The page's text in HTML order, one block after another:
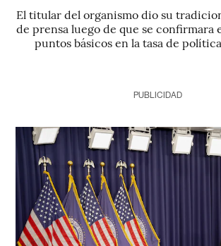
El titular del organismo dio su
de prensa luego de que se confirmara
puntos básicos en la tasa de
PUBLICIDAD